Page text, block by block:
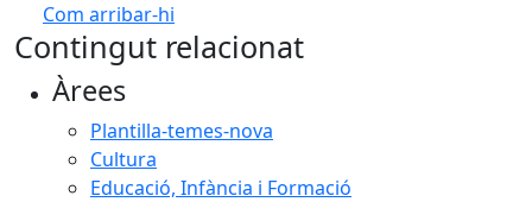
Com arribar-hi
+
−
Contingut relacionat
Àrees
Plantilla-temes-nova
Cultura
Educació, Infància i Formació